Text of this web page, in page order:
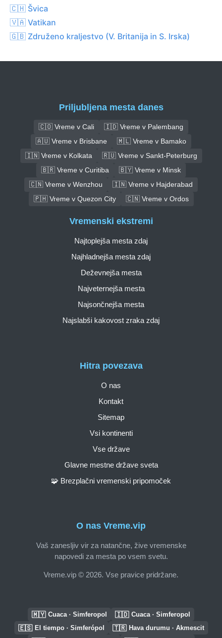
🇨🇭 Švica
🇻🇦 Vatikan
🇬🇧 Združeno kraljestvo (V. Britanija in S. Irska)
Priljubljena mesta danes
🇨🇴 Vreme v Cali
🇮🇩 Vreme v Palembang
🇦🇺 Vreme v Brisbane
🇲🇱 Vreme v Bamako
🇮🇳 Vreme v Kolkata
🇷🇺 Vreme v Sankt-Peterburg
🇧🇷 Vreme v Curitiba
🇧🇾 Vreme v Minsk
🇨🇳 Vreme v Wenzhou
🇮🇳 Vreme v Hajderabad
🇵🇭 Vreme v Quezon City
🇨🇳 Vreme v Ordos
O nas Vreme.vip
Vaš zanesljiv vir za natančne, žive vremenske
napovedi za mesta po vsem svetu.
Vreme.vip © 2026. Vse pravice pridržane.
Hitra povezava
O nas
Kontakt
Sitemap
Vsi kontinenti
Vse države
Glavne mestne države sveta
🧩 Brezplačni vremenski pripomoček
Vremenski ekstremi
Najtoplejša mesta zdaj
Najhladnejša mesta zdaj
Deževnejša mesta
Najveternejša mesta
Najsončnejša mesta
Najslabši kakovost zraka zdaj
🇲🇾 Cuaca · Simferopol 🇮🇩 Cuaca · Simferopol
🇪🇸 El tiempo · Simferópol 🇹🇷 Hava durumu · Akmescit